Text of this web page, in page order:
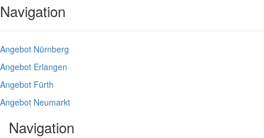
Navigation
Angebot Nürnberg
Angebot Erlangen
Angebot Fürth
Angebot Neumarkt
Navigation